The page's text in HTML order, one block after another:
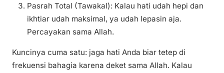
Pasrah Total (Tawakal): Kalau hati udah hepi dan
ikhtiar udah maksimal, ya udah lepasin aja.
Percayakan sama Allah.
Kuncinya cuma satu: jaga hati Anda biar tetep di
frekuensi bahagia karena deket sama Allah. Kalau